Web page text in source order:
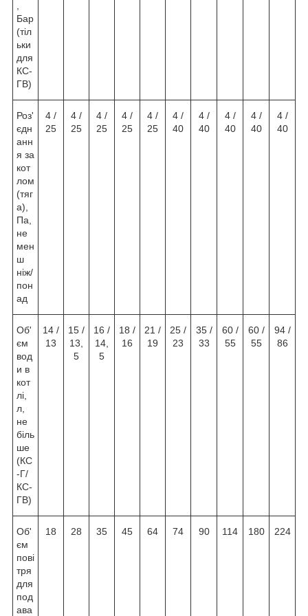
Бар
(тіл
ьки
для
КС-
ГВ)
Роз'
єдн
анн
я за
кот
лом
(тяг
а),
Па,
не
мен
ш
ніж/
пон
ад
4 /
25
4 /
25
4 /
25
4 /
25
4 /
25
4 /
40
4 /
40
4 /
40
4 /
40
4 /
40
Об'
єм
вод
и в
кот
лі,
л,
не
біль
ше
(КС
-Г/
КС-
ГВ)
14 /
13
15 /
13,
5
16 /
14,
5
18 /
16
21 /
19
25 /
23
35 /
33
60 /
55
60 /
55
94 /
86
Об'
єм
пові
тря
для
под
ава
18 28 35 45 64 74 90 114 180 224